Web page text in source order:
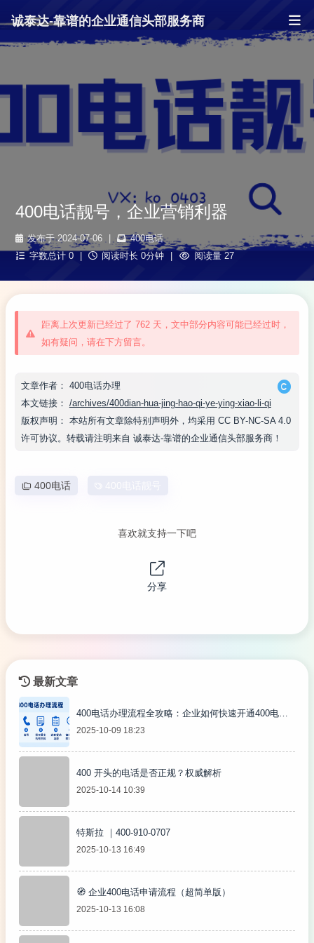
诚泰达-靠谱的企业通信头部服务商
400电话靓号，企业营销利器
发布于 2024-07-06
400电话
字数总计 0
阅读时长 0分钟 阅读量 27
距离上次更新已经过了 762 天，文中部分内容可能已经过时，
如有疑问，请在下方留言。
文章作者： 400电话办理
本文链接： /archives/400dian-hua-jing-hao-qi-ye-ying-xiao-li-qi
版权声明： 本站所有文章除特别声明外，均采用 CC BY-NC-SA 4.0
许可协议。转载请注明来自 诚泰达-靠谱的企业通信头部服务商！
400电话
喜欢就支持一下吧
分享
最新文章
400电话办理流程全攻略：企业如何快速开通400电
话！
2025-10-09 18:23
400 开头的电话是否正规？权威解析
2025-10-14 10:39
特斯拉 ｜400-910-0707
2025-10-13 16:49
🧭 企业400电话申请流程（超简单版）
2025-10-13 16:08